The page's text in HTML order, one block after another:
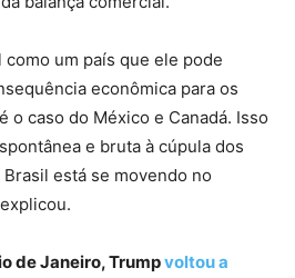
como um país que ele pode
econômica para os
o caso do México e Canadá. Isso
e bruta à cúpula dos
está se movendo no
de Janeiro, Trumpvoltou a